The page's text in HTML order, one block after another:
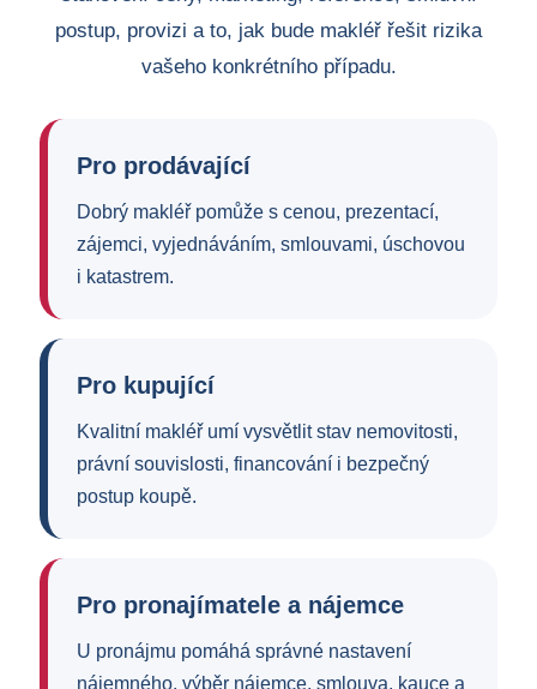
postup, provizi a to, jak bude makléř řešit rizika
vašeho konkrétního případu.
Pro prodávající
Dobrý makléř pomůže s cenou, prezentací,
zájemci, vyjednáváním, smlouvami, úschovou
i katastrem.
Pro kupující
Kvalitní makléř umí vysvětlit stav nemovitosti,
právní souvislosti, financování i bezpečný
postup koupě.
Pro pronajímatele a nájemce
U pronájmu pomáhá správné nastavení
nájemného, výběr nájemce, smlouva, kauce a